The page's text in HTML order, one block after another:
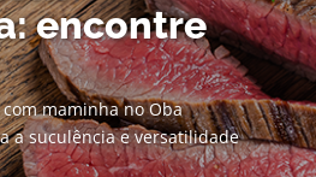
encontre
maminha no Oba
a suculência e versatilidade